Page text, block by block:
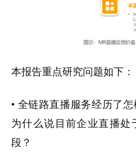
本报告重点研究问题如下：
• 全链路直播服务经历了
为什么说目前企业直播处
段？